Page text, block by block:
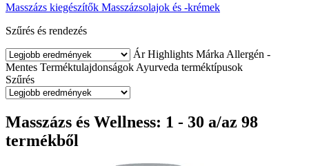
Masszázs kiegészítők Masszázsolajok és -krémek
Szűrés és rendezés
Ár Highlights Márka Allergén -
Mentes Terméktulajdonságok Ayurveda terméktípusok
Szűrés
Masszázs és Wellness: 1 - 30 a/az 98
termékből